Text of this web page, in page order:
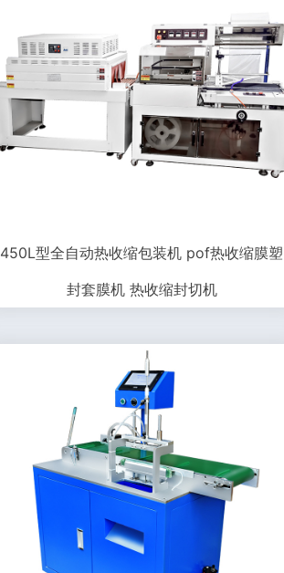
450L型全自动热收缩包装机 pof热收缩膜塑
封套膜机 热收缩封切机